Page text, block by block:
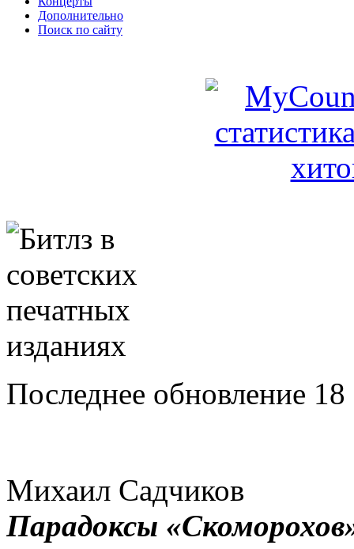
Дополнительно
Поиск по сайту
Последнее обновление 18
Михаил Садчиков
Парадоксы